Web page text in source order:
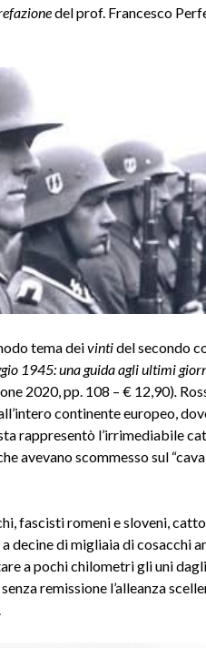
del prof. Francesco
tema deivintidel secondo
1945: una guida agli ultimi
2020, pp. 108 – € 12,90).
continente europeo,
rappresentò l’irrimediabile
avevano scommesso sul
fascisti romeni e sloveni,
decine di migliaia di cosacchi
a pochi chilometri gli uni
remissione l’alleanza